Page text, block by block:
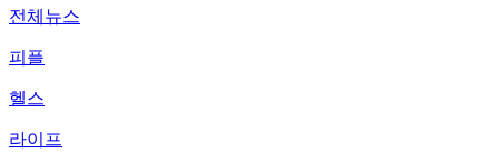
전체뉴스
피플
헬스
라이프